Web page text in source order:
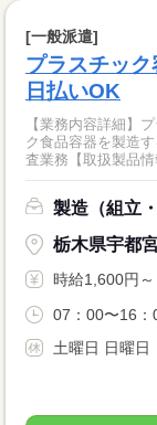
[一般派遣]
プラスチッ
日払いOK
【業務内容詳細】
ク食品容器を製造
査業務【取扱製品
製造（組立・
栃木県宇都
時給1,600円～
07：00〜16：
土曜日 日曜日